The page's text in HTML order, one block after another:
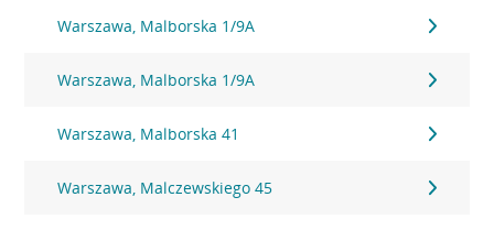
Warszawa, Malborska 1/9A
Warszawa, Malborska 1/9A
Warszawa, Malborska 41
Warszawa, Malczewskiego 45